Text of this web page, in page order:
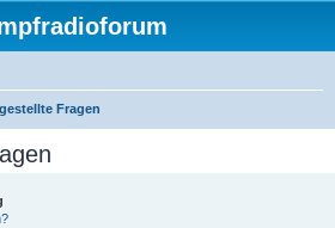
Fragen